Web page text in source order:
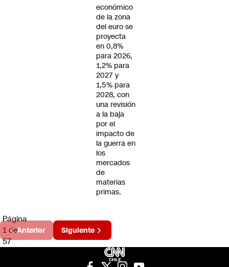
económico
de la zona
del euro se
proyecta
en 0,8%
para 2026,
1,2% para
2027 y
1,5% para
2028, con
una revisión
a la baja
por el
impacto de
la guerra en
los
mercados
de
materias
primas.
Página
1 de
57
Anterior Siguiente